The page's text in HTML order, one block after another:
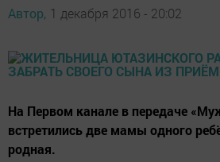
Автор, 1 декабря 2016 - 20:02
На Первом канале в передаче
встретились две мамы одного
родная.